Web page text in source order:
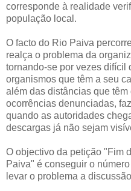
corresponde à realidade
população local.
O facto do Rio Paiva
realça o problema da
tornando-se por vezes difícil
organismos que têm a seu
além das distâncias que
ocorrências denunciadas,
quando as autoridades
descargas já não sejam
O objectivo da petição "Fim
Paiva" é conseguir o
levar o problema a